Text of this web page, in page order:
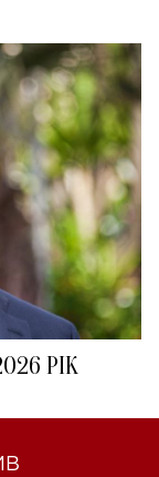
РІК